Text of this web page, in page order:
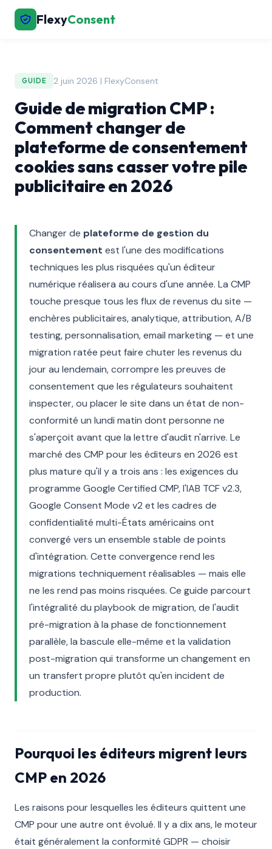
FlexyConsent
GUIDE 2 juin 2026 | FlexyConsent
Guide de migration CMP :
Comment changer de
plateforme de consentement
cookies sans casser votre pile
publicitaire en 2026
Changer de plateforme de gestion du
consentement est l'une des modifications
techniques les plus risquées qu'un éditeur
numérique réalisera au cours d'une année. La CMP
touche presque tous les flux de revenus du site —
enchères publicitaires, analytique, attribution, A/B
testing, personnalisation, email marketing — et une
migration ratée peut faire chuter les revenus du
jour au lendemain, corrompre les preuves de
consentement que les régulateurs souhaitent
inspecter, ou placer le site dans un état de non-
conformité un lundi matin dont personne ne
s'aperçoit avant que la lettre d'audit n'arrive. Le
marché des CMP pour les éditeurs en 2026 est
plus mature qu'il y a trois ans : les exigences du
programme Google Certified CMP, l'IAB TCF v2.3,
Google Consent Mode v2 et les cadres de
confidentialité multi-États américains ont
convergé vers un ensemble stable de points
d'intégration. Cette convergence rend les
migrations techniquement réalisables — mais elle
ne les rend pas moins risquées. Ce guide parcourt
l'intégralité du playbook de migration, de l'audit
pré-migration à la phase de fonctionnement
parallèle, la bascule elle-même et la validation
post-migration qui transforme un changement en
un transfert propre plutôt qu'en incident de
production.
Pourquoi les éditeurs migrent leurs
CMP en 2026
Les raisons pour lesquelles les éditeurs quittent une
CMP pour une autre ont évolué. Il y a dix ans, le moteur
était généralement la conformité GDPR — choisir